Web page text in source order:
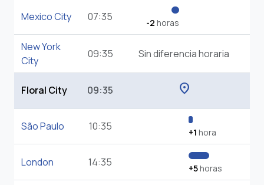
Mexico City 07:35 -2 horas
New York
City
09:35 Sin diferencia horaria
Floral City 09:35 location_on
São Paulo 10:35 +1 hora
London 14:35 +5horas